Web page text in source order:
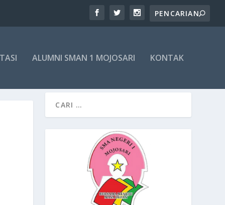
ALUMNI SMAN 1 MOJOSARI KONTAK